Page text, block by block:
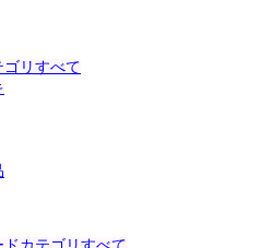
リすべて